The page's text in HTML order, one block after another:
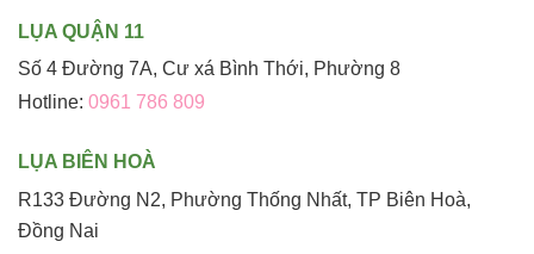
LỤA QUẬN 11
Số 4 Đường 7A, Cư xá Bình Thới, Phường 8
Hotline: 0961 786 809
LỤA BIÊN HOÀ
R133 Đường N2, Phường Thống Nhất, TP Biên Hoà,
Đồng Nai